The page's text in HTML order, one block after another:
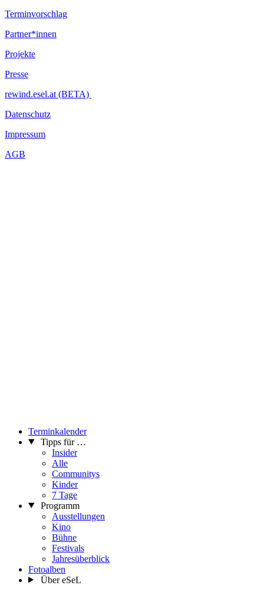
Terminvorschlag
Partner*innen
Projekte
Presse
rewind.esel.at (BETA)
Datenschutz
Impressum
AGB
Terminkalender
Tipps für …
Insider
Alle
Communitys
Kinder
7 Tage
Programm
Ausstellungen
Kino
Bühne
Festivals
Jahresüberblick
Fotoalben
Über eSeL